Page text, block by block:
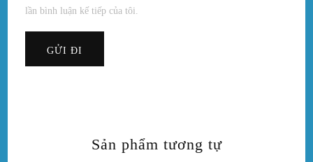
lần bình luận kế tiếp của tôi.
Sản phẩm tương tự